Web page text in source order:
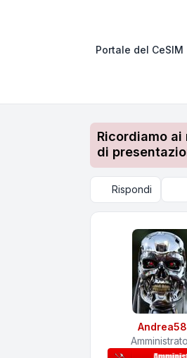
Portale del CeSIM
Ricordiamo
di
Rispondi
Andrea58